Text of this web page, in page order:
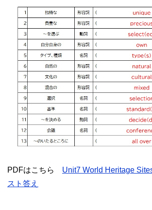
PDFはこちら Unit7 World Heritage
スト答え